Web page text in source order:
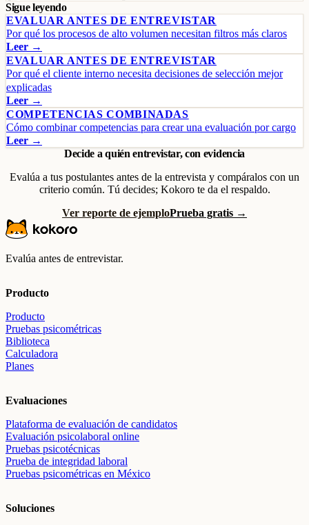
Sigue leyendo
EVALUAR ANTES DE ENTREVISTAR
Por qué los procesos de alto volumen necesitan filtros más claros
Leer →
EVALUAR ANTES DE ENTREVISTAR
Por qué el cliente interno necesita decisiones de selección mejor
explicadas
Leer →
COMPETENCIAS COMBINADAS
Cómo combinar competencias para crear una evaluación por cargo
Leer →
Decide a quién entrevistar, con evidencia
Evalúa a tus postulantes antes de la entrevista y compáralos con un
criterio común. Tú decides; Kokoro te da el respaldo.
Ver reporte de ejemploPrueba gratis →
Evalúa antes de entrevistar.
Producto
Producto
Pruebas psicométricas
Biblioteca
Calculadora
Planes
Evaluaciones
Plataforma de evaluación de candidatos
Evaluación psicolaboral online
Pruebas psicotécnicas
Prueba de integridad laboral
Pruebas psicométricas en México
Soluciones